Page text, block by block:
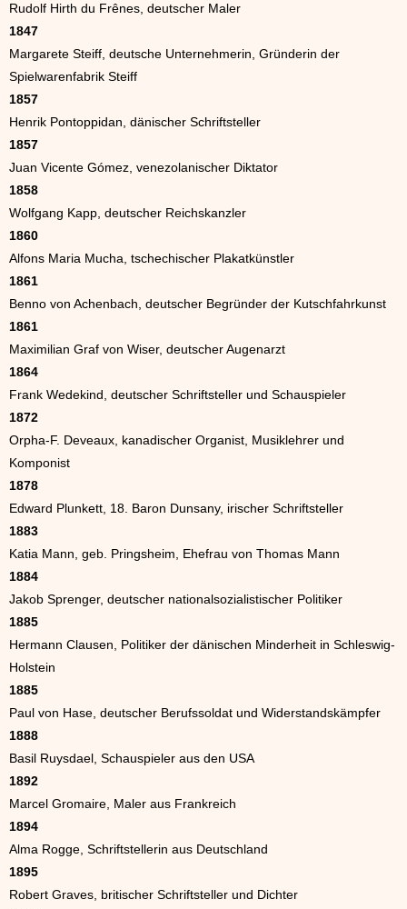
Rudolf Hirth du Frênes, deutscher Maler
1847
Margarete Steiff, deutsche Unternehmerin, Gründerin der
Spielwarenfabrik Steiff
1857
Henrik Pontoppidan, dänischer Schriftsteller
1857
Juan Vicente Gómez, venezolanischer Diktator
1858
Wolfgang Kapp, deutscher Reichskanzler
1860
Alfons Maria Mucha, tschechischer Plakatkünstler
1861
Benno von Achenbach, deutscher Begründer der Kutschfahrkunst
1861
Maximilian Graf von Wiser, deutscher Augenarzt
1864
Frank Wedekind, deutscher Schriftsteller und Schauspieler
1872
Orpha-F. Deveaux, kanadischer Organist, Musiklehrer und
Komponist
1878
Edward Plunkett, 18. Baron Dunsany, irischer Schriftsteller
1883
Katia Mann, geb. Pringsheim, Ehefrau von Thomas Mann
1884
Jakob Sprenger, deutscher nationalsozialistischer Politiker
1885
Hermann Clausen, Politiker der dänischen Minderheit in Schleswig-
Holstein
1885
Paul von Hase, deutscher Berufssoldat und Widerstandskämpfer
1888
Basil Ruysdael, Schauspieler aus den USA
1892
Marcel Gromaire, Maler aus Frankreich
1894
Alma Rogge, Schriftstellerin aus Deutschland
1895
Robert Graves, britischer Schriftsteller und Dichter